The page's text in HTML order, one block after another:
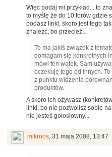
Więc podaj mi przykład... to
to myślę że do 10 forów gdzie
podasz linki, skoro jest tego
znaleźć, bo przecież...
To ma jakiś związek z
domagam się konkretnych
mówi ten wątek. Sam
oczekuję tego od innych.
z punktu widzenia
produktów.
A skoro ich ożywasz
linki, bo nie pozwolisz sobie
nie jesteś gołosłowny...
mikroos, 31 maja 2008, 13:47